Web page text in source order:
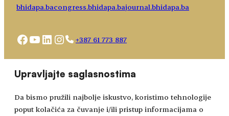
Upravljajte saglasnostima
Da bismo pružili najbolje iskustvo, koristimo tehnologije
poput kolačića za čuvanje i/ili pristup informacijama o
bhidapa.bacongress.bhidapa.bajournal.bhidapa.ba
Facebook
YouTube
LinkedIn
Instagram
+387 61 773 887
academy@bhidapa.ba
Choose
language